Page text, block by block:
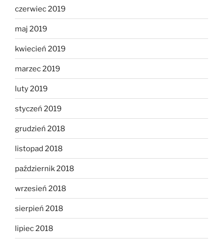
czerwiec 2019
maj 2019
kwiecień 2019
marzec 2019
luty 2019
styczeń 2019
grudzień 2018
listopad 2018
październik 2018
wrzesień 2018
sierpień 2018
lipiec 2018